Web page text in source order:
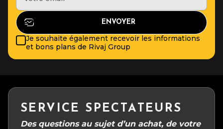
Je souhaite également recevoir les informations
et bons plans de Rivaj Group
SERVICE SPECTATEURS
Des questions au sujet d’un achat, de votre